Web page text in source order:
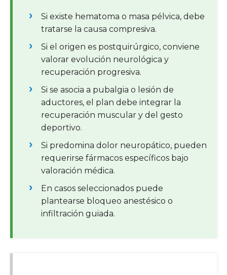
Si existe hematoma o masa pélvica, debe
tratarse la causa compresiva.
Si el origen es postquirúrgico, conviene
valorar evolución neurológica y
recuperación progresiva.
Si se asocia a pubalgia o lesión de
aductores, el plan debe integrar la
recuperación muscular y del gesto
deportivo.
Si predomina dolor neuropático, pueden
requerirse fármacos específicos bajo
valoración médica.
En casos seleccionados puede
plantearse bloqueo anestésico o
infiltración guiada.